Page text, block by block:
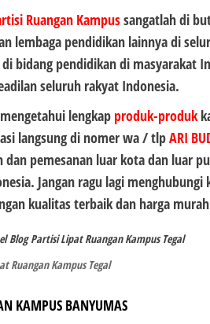
Ruangan Kampussangatlah di
lembaga pendidikan lainnya di
bidang pendidikan di masyarakat
seluruh rakyat Indonesia.
lengkap produk-produk
langsung di nomer wa / tlpARI
dan pemesanan luar kota dan luar
Jangan ragu lagi
kualitas terbaik dan harga
Blog Partisi Lipat Ruangan Kampus Tegal
Ruangan Kampus Tegal
KAMPUS BANYUMAS